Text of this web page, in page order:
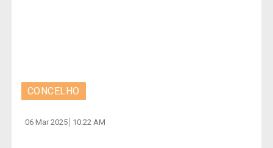
CONCELHO
06 Mar 2025 10:22 AM